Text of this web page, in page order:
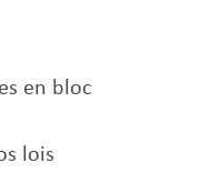
en bloc
lois